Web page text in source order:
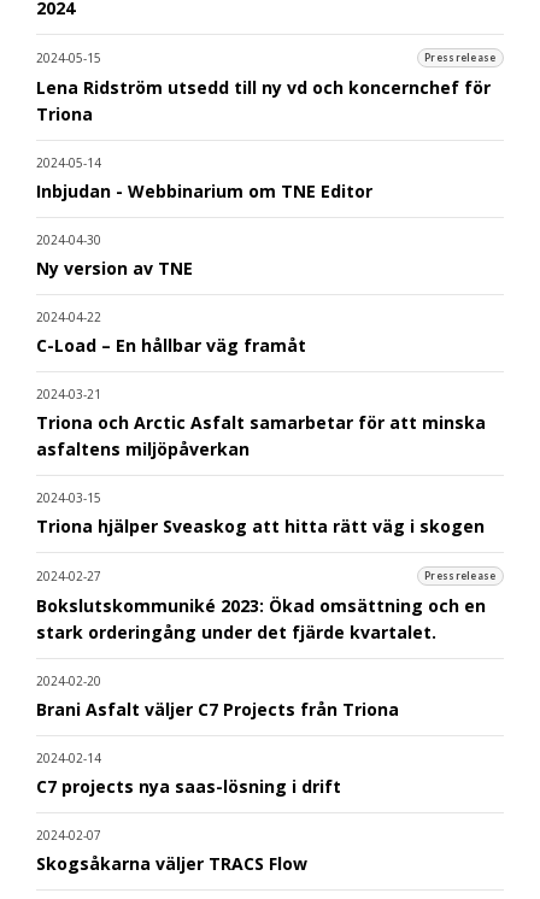
2024
2024-05-15 Pressrelease
Lena Ridström utsedd till ny vd och koncernchef för
Triona
2024-05-14
Inbjudan - Webbinarium om TNE Editor
2024-04-30
Ny version av TNE
2024-04-22
C-Load – En hållbar väg framåt
2024-03-21
Triona och Arctic Asfalt samarbetar för att minska
asfaltens miljöpåverkan
2024-03-15
Triona hjälper Sveaskog att hitta rätt väg i skogen
2024-02-27 Pressrelease
Bokslutskommuniké 2023: Ökad omsättning och en
stark orderingång under det fjärde kvartalet.
2024-02-20
Brani Asfalt väljer C7 Projects från Triona
2024-02-14
C7 projects nya saas-lösning i drift
2024-02-07
Skogsåkarna väljer TRACS Flow